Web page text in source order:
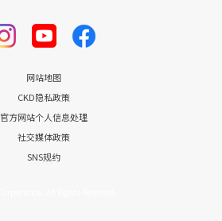
网站地图
CKD隐私政策
官方网站个人信息处理
社交媒体政策
SNS规约